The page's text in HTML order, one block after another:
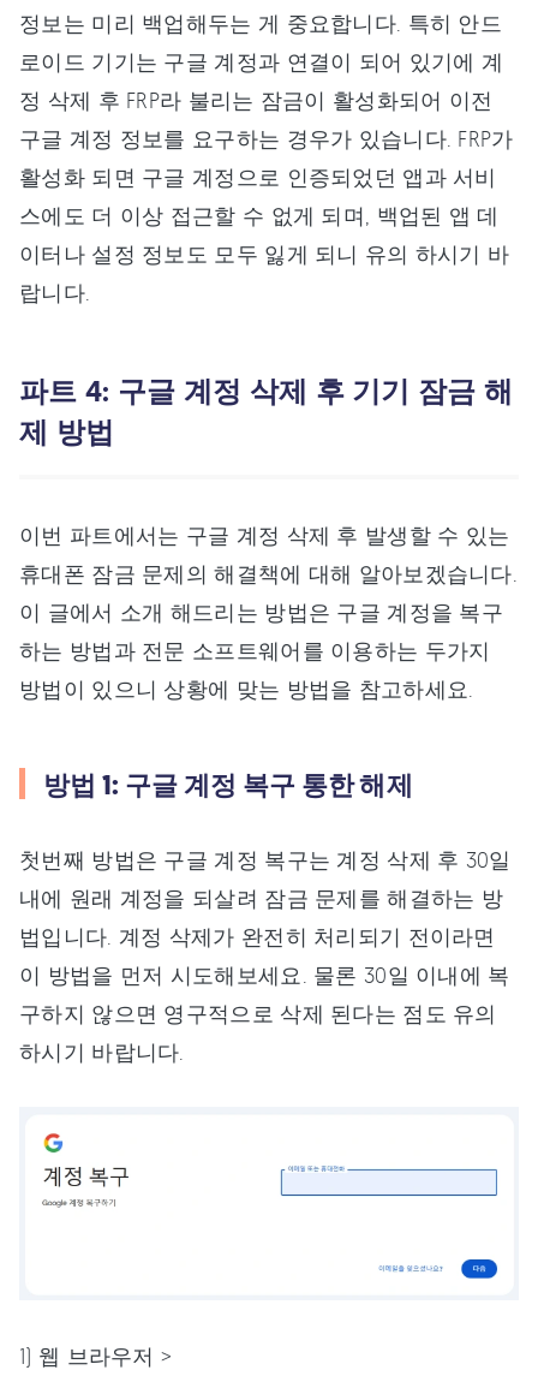
정보는 미리 백업해두는 게 중요합니다. 특히 안드
로이드 기기는 구글 계정과 연결이 되어 있기에 계
정 삭제 후 FRP라 불리는 잠금이 활성화되어 이전
구글 계정 정보를 요구하는 경우가 있습니다. FRP가
활성화 되면 구글 계정으로 인증되었던 앱과 서비
스에도 더 이상 접근할 수 없게 되며, 백업된 앱 데
이터나 설정 정보도 모두 잃게 되니 유의 하시기 바
랍니다.
파트 4: 구글 계정 삭제 후 기기 잠금 해
제 방법
이번 파트에서는 구글 계정 삭제 후 발생할 수 있는
휴대폰 잠금 문제의 해결책에 대해 알아보겠습니다.
이 글에서 소개 해드리는 방법은 구글 계정을 복구
하는 방법과 전문 소프트웨어를 이용하는 두가지
방법이 있으니 상황에 맞는 방법을 참고하세요.
방법 1: 구글 계정 복구 통한 해제
첫번째 방법은 구글 계정 복구는 계정 삭제 후 30일
내에 원래 계정을 되살려 잠금 문제를 해결하는 방
법입니다. 계정 삭제가 완전히 처리되기 전이라면
이 방법을 먼저 시도해보세요. 물론 30일 이내에 복
구하지 않으면 영구적으로 삭제 된다는 점도 유의
하시기 바랍니다.
1) 웹 브라우저 >